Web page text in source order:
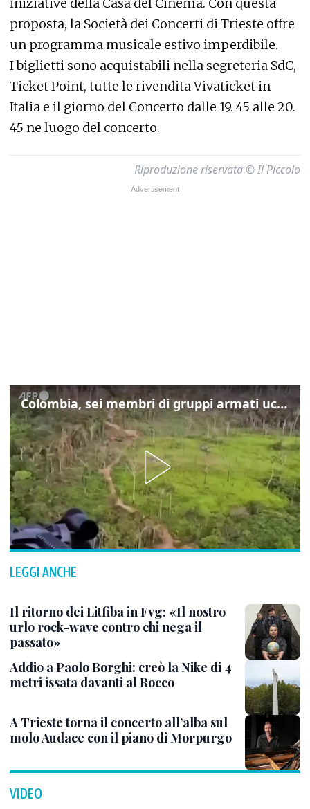
proposta, la Società dei Concerti di Trieste offre
un programma musicale estivo imperdibile.
I biglietti sono acquistabili nella segreteria SdC,
Ticket Point, tutte le rivendita Vivaticket in
Italia e il giorno del Concerto dalle 19. 45 alle 20.
45 ne luogo del concerto.
Riproduzione riservata © Il Piccolo
Colombia, sei membri di gruppi armati uccisi nelle operazioni del governo
LEGGI ANCHE
Il ritorno dei Litfiba in Fvg: «Il nostro
urlo rock-wave contro chi nega il
passato»
Addio a Paolo Borghi: creò la Nike di 4
metri issata davanti al Rocco
A Trieste torna il concerto all’alba sul
molo Audace con il piano di Morpurgo
VIDEO